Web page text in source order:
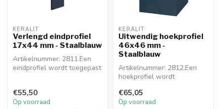
KERALIT
Verlengd eindprofiel
17x44 mm - Staalblauw
Artikelnummer: 2811.Een
eindprofiel wordt toegepast
€55,50
Op voorraad
KERALIT
Uitwendig hoekprofiel
46x46 mm -
Staalblauw
Artikelnummer: 2812.Een
hoekprofiel wordt
om gaat. Dit ...
€65,05
Op voorraad